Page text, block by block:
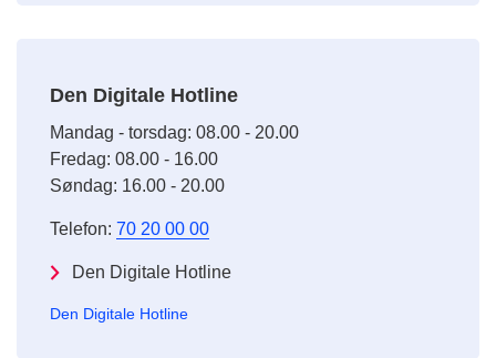
Den Digitale Hotline
Mandag - torsdag: 08.00 - 20.00
Fredag: 08.00 - 16.00
Søndag: 16.00 - 20.00
Telefon: 70 20 00 00
Den Digitale Hotline
Den Digitale Hotline